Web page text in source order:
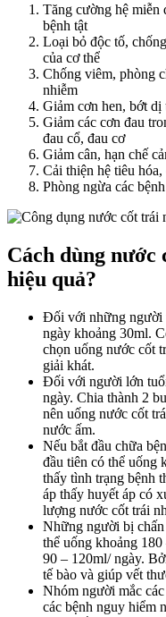
Tăng cường hệ miễn
bệnh tật
Loại bỏ độc tố,
của cơ thể
Chống viêm, phòng
nhiễm
Giảm cơn hen, bớt dị
Giảm các cơn đau
đau cổ, đau cơ
Giảm cân, hạn chế
Cải thiện hệ tiêu
Phòng ngừa các
Cách dùng nước
hiệu quả?
Đối với những người
ngày khoảng 30ml.
chọn uống nước cốt
giải khát.
Đối với người lớn
ngày. Chia thành 2
nên uống nước cốt
nước ấm.
Nếu bắt đầu chữa
đầu tiên có thể uống
thấy tình trạng bệnh
áp thấy huyết áp có
lượng nước cốt trái
Những người bị
thể uống khoảng
90 – 120ml/ ngày.
tế bào và giúp vết
Nhóm người mắc
các bệnh nguy hiểm